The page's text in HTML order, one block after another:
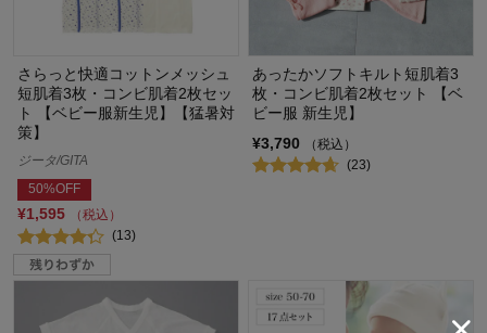
さらっと快適コットンメッシュ
短肌着3枚・コンビ肌着2枚セッ
ト 【ベビー服新生児】【猛暑対
策】
ジータ/GITA
50%OFF
¥1,595
（税込）
(13)
あったかソフトキルト短肌着3
枚・コンビ肌着2枚セット 【ベ
ビー服 新生児】
¥3,790
（税込）
(23)